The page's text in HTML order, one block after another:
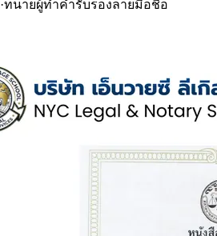
·ทนายผู้ทำคำรับรองลายมือชื่อ